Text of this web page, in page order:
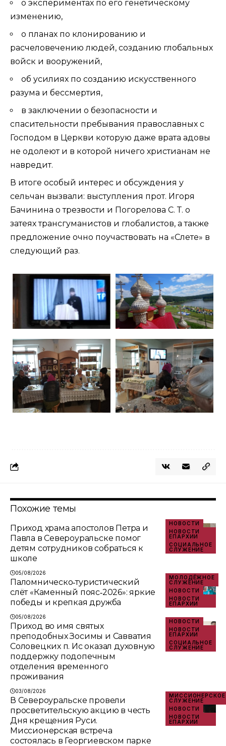
о экспериментах по его генетическому
изменению,
о планах по клонированию и
расчеловечению людей, созданию глобальных
войск и вооружений,
об усилиях по созданию искусственного
разума и бессмертия,
в заключении о безопасности и
спасительности пребывания православных с
Господом в Церкви которую даже врата адовы
не одолеют и в которой ничего христианам не
навредит.
В итоге особый интерес и обсуждения у
сельчан вызвали: выступления прот. Игоря
Бачинина о трезвости и Погорелова С. Т. о
затеях трансгуманистов и глобалистов, а также
предложение очно поучаствовать на «Слете» в
следующий раз.
Похожие темы
НОВОСТИ
НОВОСТИ
ЕПАРХИИ
СОЦИАЛЬНОЕ
СЛУЖЕНИЕ
Приход храма апостолов Петра и
Павла в Североуральске помог
детям сотрудников собраться к
школе
05/08/2026
МОЛОДЁЖНОЕ
СЛУЖЕНИЕ
НОВОСТИ
НОВОСТИ
ЕПАРХИИ
Паломническо‑туристический
слёт «Каменный пояс‑2026»: яркие
победы и крепкая дружба
05/08/2026
НОВОСТИ
НОВОСТИ
ЕПАРХИИ
СОЦИАЛЬНОЕ
СЛУЖЕНИЕ
Приход во имя святых
преподобных Зосимы и Савватия
Соловецких п. Ис оказал духовную
поддержку подопечным
отделения временного
проживания
03/08/2026
МИССИОНЕРСКОЕ
СЛУЖЕНИЕ
НОВОСТИ
НОВОСТИ
ЕПАРХИИ
В Североуральске провели
просветительскую акцию в честь
Дня крещения Руси.
Миссионерская встреча
состоялась в Георгиевском парке